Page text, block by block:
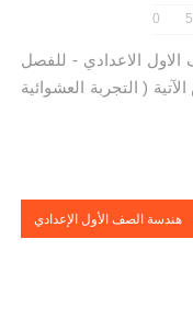
0
الاعدادي - للفصل
( التجربة العشوائية
هندسة الصف الأول الإعدادي